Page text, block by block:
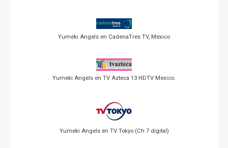
Yumeki Angels en CadenaTres TV, Mexico
Yumeki Angels en TV Azteca 13 HDTV Mexico.
Yumeki Angels en TV Tokyo (Ch 7 digital)